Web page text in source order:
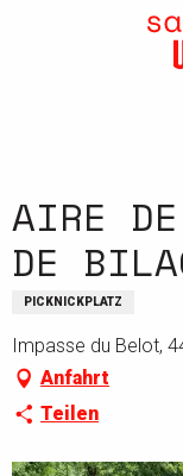
AIRE
DE
PICKNICKPLATZ
Impasse du Belot,
Anfahrt
Teilen